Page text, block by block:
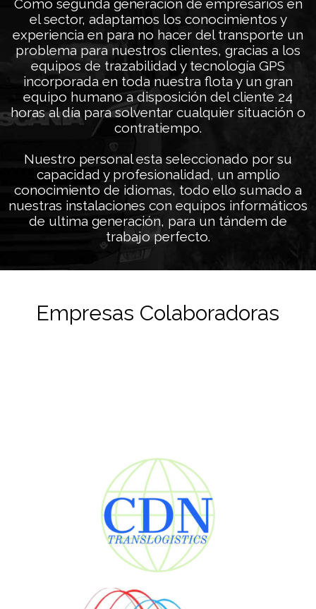
Como segunda generación de empresarios en
el sector, adaptamos los conocimientos y
experiencia en para no hacer del transporte un
problema para nuestros clientes, gracias a los
equipos de trazabilidad y tecnología GPS
incorporada en toda nuestra flota y un gran
equipo humano a disposición del cliente 24
horas al día para solventar cualquier situación o
contratiempo.
Nuestro personal esta seleccionado por su
capacidad y profesionalidad, un amplio
conocimiento de idiomas, todo ello sumado a
nuestras instalaciones con equipos informáticos
de ultima generación, para un tándem de
trabajo perfecto.
Empresas Colaboradoras